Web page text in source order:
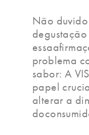
Não
problema
sabor: A
papel
alterar a